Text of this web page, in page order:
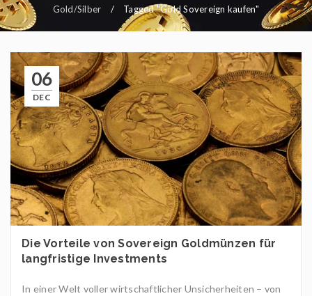
Gold/Silber / Tagged "Gold Sovereign kaufen"
06
DEC
Die Vorteile von Sovereign Goldmünzen für
langfristige Investments
In einer Welt voller wirtschaftlicher Unsicherheiten – von